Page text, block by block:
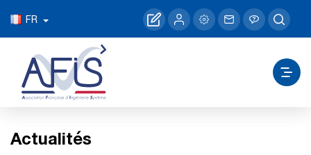
FR
Actualités